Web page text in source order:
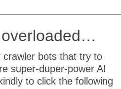
crawler bots that try to
super-duper-power AI
to click the following